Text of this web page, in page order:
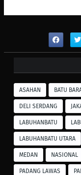
ASAHAN BATU
DELI SERDANG
LABUHANBATU
LABUHANBATU UTARA
MEDAN NASIONAL
PADANG LAWAS